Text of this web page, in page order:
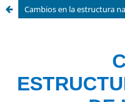
Cambios en la estructura